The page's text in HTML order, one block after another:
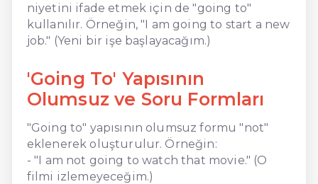
niyetini ifade etmek için de "going to"
kullanılır. Örneğin, "I am going to start a new
job." (Yeni bir işe başlayacağım.)
'Going To' Yapısının
Olumsuz ve Soru Formları
"Going to" yapısının olumsuz formu "not"
eklenerek oluşturulur. Örneğin:
- "I am not going to watch that movie." (O
filmi izlemeyeceğim.)